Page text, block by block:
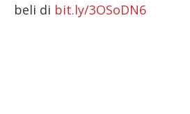
beli di bit.ly/3OSoDN6